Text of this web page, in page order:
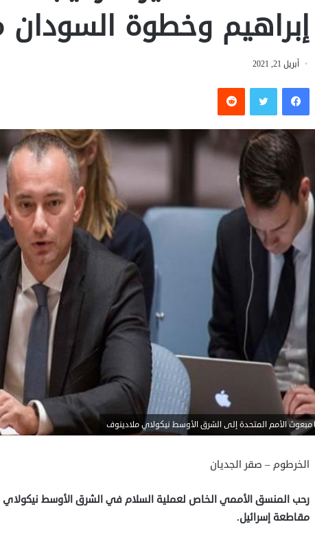
إبراهيم وخطوة السودان
أبريل 21, 2021
فيسبوكتويتر
مبعوث الأمم المتحدة إلى الشرق الأوسط نيكولاي ملادينوف
الخرطوم – صقر الجديان
رحب المنسق الأممي الخاص لعملية السلام في الشرق الأوسط نيكولاي
مقاطعة إسرائيل.